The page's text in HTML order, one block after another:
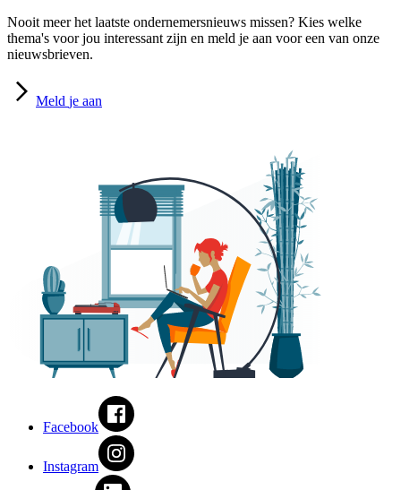
Nooit meer het laatste ondernemersnieuws missen? Kies welke
thema's voor jou interessant zijn en meld je aan voor een van onze
nieuwsbrieven.
Meld je aan
Facebook
Instagram